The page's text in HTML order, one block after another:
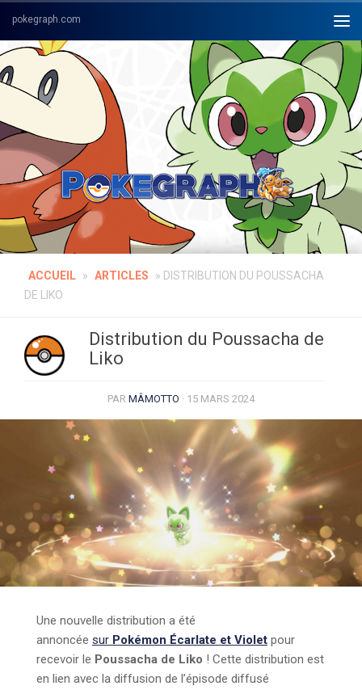
Skip to content
ACCUEIL » ARTICLES » DISTRIBUTION DU POUSSACHA
DE LIKO
Distribution du Poussacha de
Liko
PAR MÂMOTTO · 15 MARS 2024
Une nouvelle distribution a été
annoncée sur Pokémon Écarlate et Violet pour
recevoir le Poussacha de Liko ! Cette distribution est
en lien avec la diffusion de l’épisode diffusé